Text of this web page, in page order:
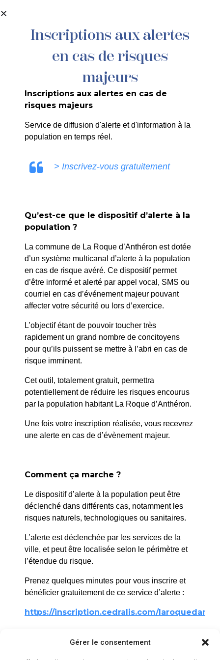
Gérer le consentement
principal
227/2025 – PM – MISE EN DEMEURE
SOUS PEINE D’ASTREINTE ET/OU
TRAVAUX D’OFFICE – MISE EN
SÉCURITÉ – PROCÉDURE ORDINAIRE
PRÉCÉDENT
208 / 25 – PM – ARRÊTÉ PORTANT AUTORISATION
D’OCCUPATION DU DOMAINE PUBLIC –
CIRCULATION LE 27/09/2025 – LES VIRADES DE
L’ESPOR
225/2025 – PM – ARRÊTÉ PORTANT RESTRICTION
DE CIRCUALTION ET STATIONNEMENT – 22 AV
SILVACANE
La Roque d’Anthéron
2 avenue de l’Europe Unie,
13640 La Roque d’Anthéron
Nous contacter
Horaires d'ouverture
Inscriptions aux alertes
en cas de risques
majeurs
Inscriptions aux alertes en cas de
risques majeurs
Service de diffusion d'alerte et d'information à la
population en temps réel.
> Inscrivez-vous gratuitement
Qu’est-ce que le dispositif d’alerte à la
population ?
La commune de La Roque d’Anthéron est dotée
d’un système multicanal d’alerte à la population
en cas de risque avéré. Ce dispositif permet
d’être informé et alerté par appel vocal, SMS ou
courriel en cas d’événement majeur pouvant
affecter votre sécurité ou lors d’exercice.
L’objectif étant de pouvoir toucher très
rapidement un grand nombre de concitoyens
pour qu’ils puissent se mettre à l’abri en cas de
risque imminent.
Cet outil, totalement gratuit, permettra
potentiellement de réduire les risques encourus
par la population habitant La Roque d’Anthéron.
Une fois votre inscription réalisée, vous recevrez
une alerte en cas de d’évènement majeur.
Comment ça marche ?
Le dispositif d’alerte à la population peut être
déclenché dans différents cas, notamment les
risques naturels, technologiques ou sanitaires.
L’alerte est déclenchée par les services de la
ville, et peut être localisée selon le périmètre et
l’étendue du risque.
Prenez quelques minutes pour vous inscrire et
bénéficier gratuitement de ce service d’alerte :
https://inscription.cedralis.com/